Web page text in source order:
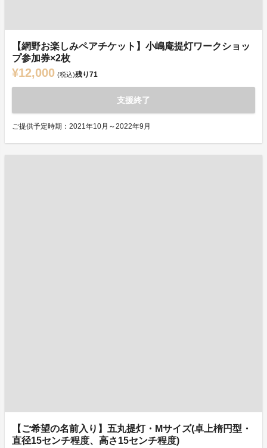
【網野お楽しみペアチケット】小嶋庵提灯ワークショッ
プ参加券×2枚
¥12,000 (税込)残り71
支援終了
ご提供予定時期：2021年10月～2022年9月
【ご希望の名前入り】五丸提灯・Mサイズ(卓上楕円型・
直径15センチ程度、高さ15センチ程度)